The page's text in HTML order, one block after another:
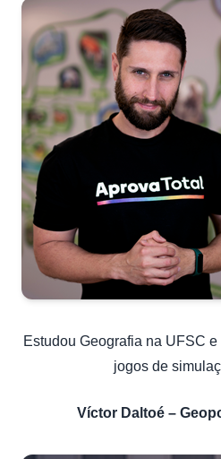
Estudou Geografia na UFSC
jogos de
Víctor Daltoé –